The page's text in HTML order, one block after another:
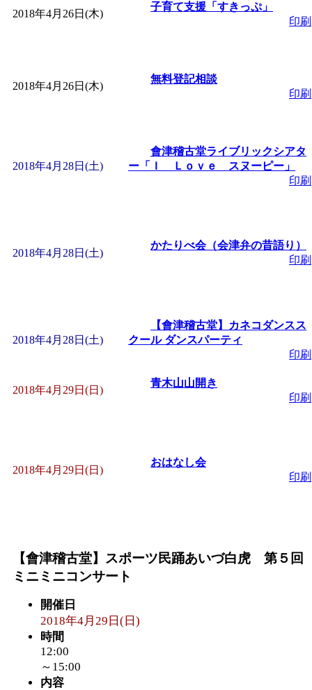
2018年4月26日(木)
子育て支援「すきっぷ」
印刷
2018年4月26日(木)
無料登記相談
印刷
2018年4月28日(土)
會津稽古堂ライブリックシアタ
ー「Ｉ Ｌｏｖｅ スヌーピー」
印刷
2018年4月28日(土)
かたりべ会（会津弁の昔語り）
印刷
2018年4月28日(土)
【會津稽古堂】カネコダンスス
クール ダンスパーティ
印刷
2018年4月29日(日)
青木山山開き
印刷
2018年4月29日(日)
おはなし会
印刷
【會津稽古堂】スポーツ民踊あいづ白虎 第５回
ミニミニコンサート
開催日
2018年4月29日(日)
時間
12:00
～15:00
内容